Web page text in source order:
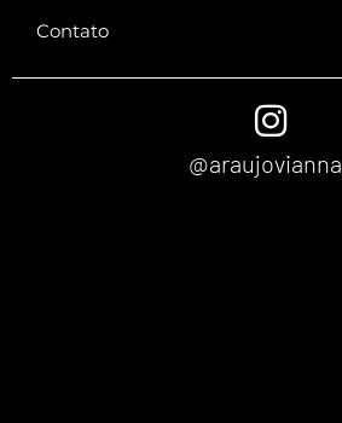
Contato
@araujovianna_